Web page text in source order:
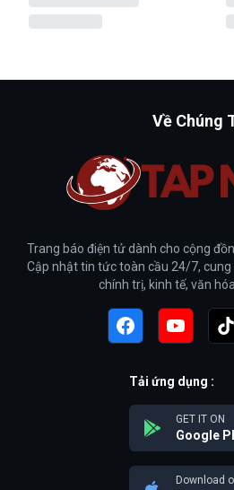
Về Chúng
Trang báo điện tử dành cho cộng
Cập nhật tin tức toàn cầu 24/7,
chính trị, kinh tế, văn
Tải ứng dụng :
GET IT ON
Google
Download